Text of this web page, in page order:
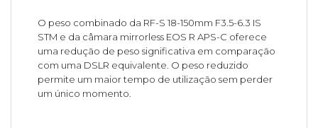
O peso combinado da RF-S 18-150mm F3.5-6.3 IS
STM e da câmara mirrorless EOS R APS-C oferece
uma redução de peso significativa em comparação
com uma DSLR equivalente. O peso reduzido
permite um maior tempo de utilização sem perder
um único momento.